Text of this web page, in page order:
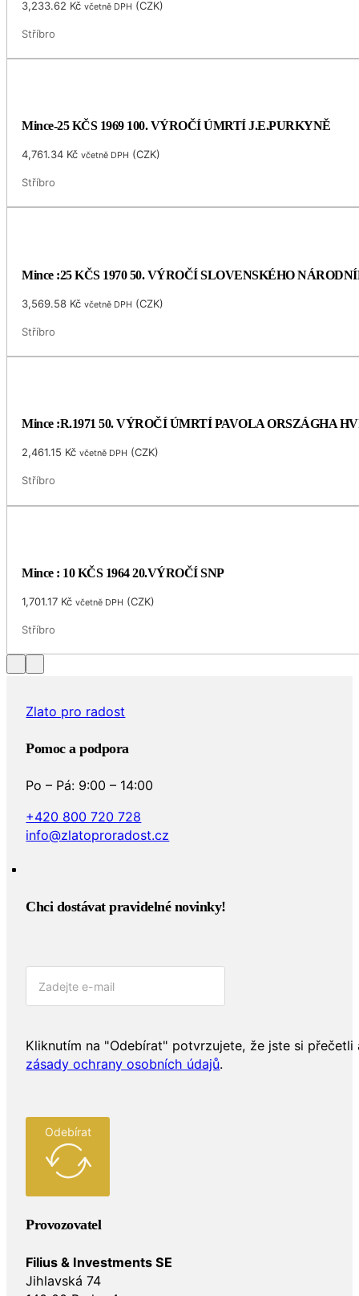
3,233.62 Kč včetně DPH (CZK)
Stříbro
Mince-25 KČS 1969 100. VÝROČÍ ÚMRTÍ J.E.PURKYNĚ
4,761.34 Kč včetně DPH (CZK)
Stříbro
Mince :25 KČS 1970 50. VÝROČÍ SLOVENSKÉHO
3,569.58 Kč včetně DPH (CZK)
Stříbro
Mince :R.1971 50. VÝROČÍ ÚMRTÍ PAVOLA ORSZÁGHA
2,461.15 Kč včetně DPH (CZK)
Stříbro
Mince : 10 KČS 1964 20.VÝROČÍ SNP
1,701.17 Kč včetně DPH (CZK)
Stříbro
Zlato pro radost
Pomoc a podpora
Po – Pá: 9:00 – 14:00
+420 800 720 728
info@zlatoproradost.cz
Chci dostávat pravidelné novinky!​
Kliknutím na "Odebírat" potvrzujete, že jste si přečetli
zásady ochrany osobních údajů.
Odebírat
Provozovatel
Filius & Investments SE
Jihlavská 74